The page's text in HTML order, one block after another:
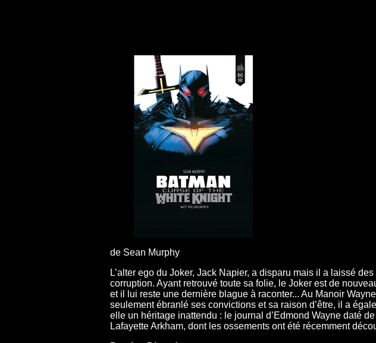
de Sean Murphy
L’alter ego du Joker, Jack Napier, a disparu mais il a laissé
corruption. Ayant retrouvé toute sa folie, le Joker est de
et il lui reste une dernière blague à raconter... Au Manoir
seulement ébranlé ses convictions et sa raison d’être, il a
elle un héritage inattendu : le journal d’Edmond Wayne daté
Lafayette Arkham, dont les ossements ont été récemment